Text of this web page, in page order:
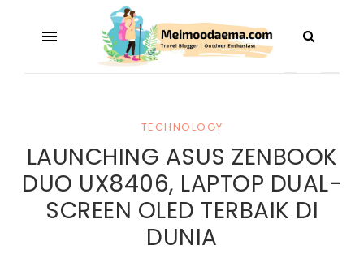
TECHNOLOGY
LAUNCHING ASUS ZENBOOK
DUO UX8406, LAPTOP DUAL-
SCREEN OLED TERBAIK DI
DUNIA